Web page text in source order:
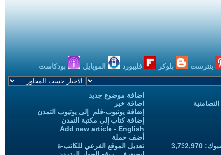
بنترست بلوكر فليبورد الموبايل بودكاست
اضافة موضوع جديد
اضافة خبر
إضافة يوتيوب-فلم إلى يوتيوب التمدن
إضافة كتاب إلى مكتبة التمدن
Add new article - English
أضف حملة
تعديل الموقع الفرعي للكاتب-ة